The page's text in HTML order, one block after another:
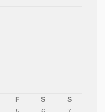
F S
S